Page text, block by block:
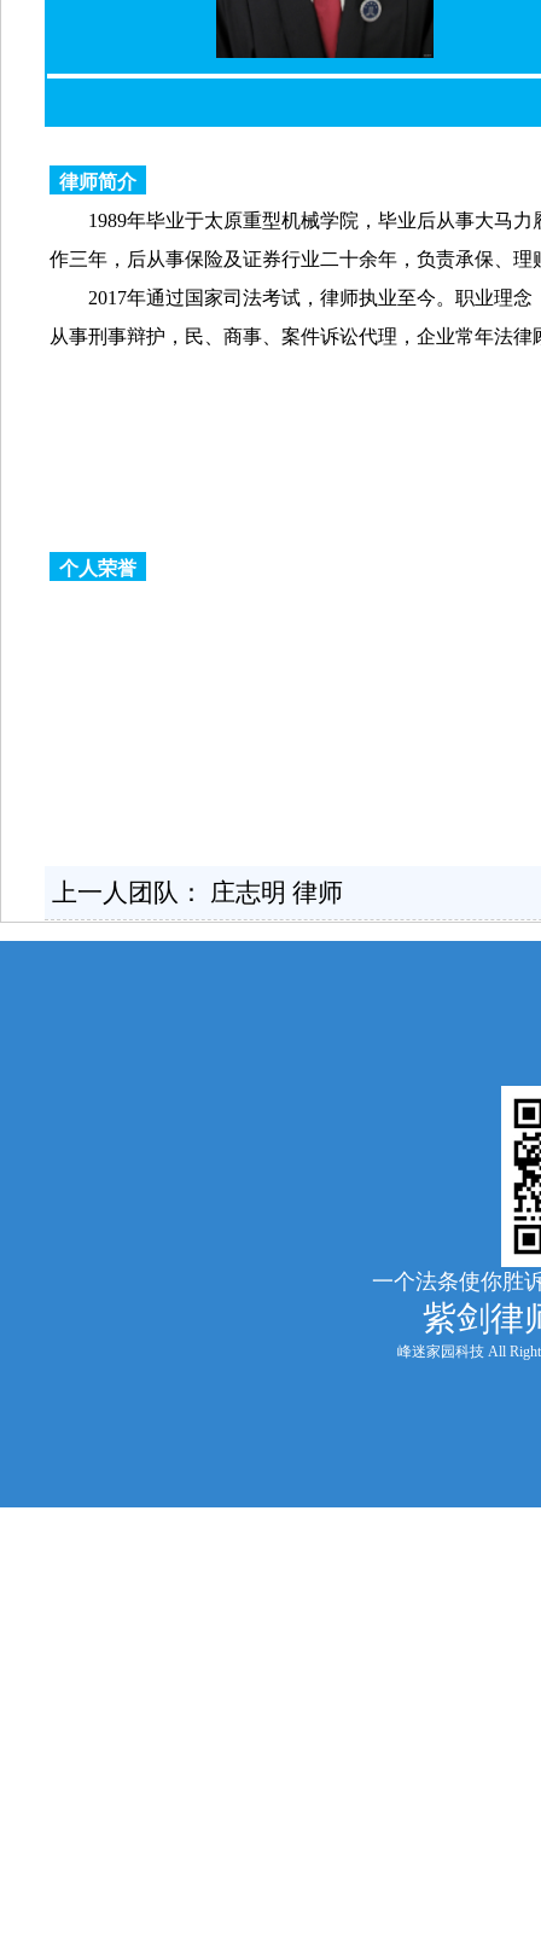
律师简介
1989年毕业于太原重型机械学院，毕业后从事大马
作三年，后从事保险及证券行业二十余年，负责承保、理
201 7年通过国家司法考试 ， 律师执业至今。职业理念
从事刑事辩护，民、商事、案件诉讼代理，企业常年法律
个人荣誉
上一人团队： 庄志明 律师
一个法条使你胜
紫剑律
峰迷家园科技 All